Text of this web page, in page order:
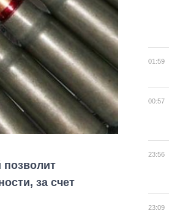
позволит
за счет
01:59
00:57
23:56
23:09